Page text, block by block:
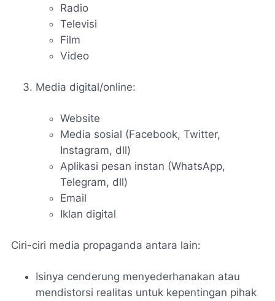
Radio
Televisi
Film
Video
Media digital/online:
Website
Media sosial (Facebook, Twitter,
Instagram, dll)
Aplikasi pesan instan (WhatsApp,
Telegram, dll)
Email
Iklan digital
Ciri-ciri media propaganda antara lain:
Isinya cenderung menyederhanakan atau
mendistorsi realitas untuk kepentingan pihak